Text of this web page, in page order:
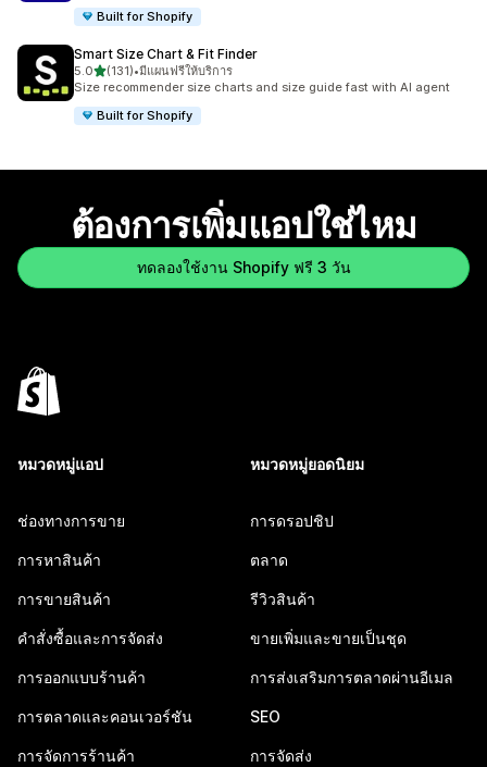
Built for Shopify
Smart Size Chart & Fit Finder
5.0เต็ม 5 ดาว
(131)
ทั้งหมด 131 รีวิว
•มีแผนฟรีให้บริการ
Size recommender size charts and size guide fast with AI agent
Built for Shopify
ต้องการเพิ่มแอปใช่ไหม
ทดลองใช้งาน Shopify ฟรี 3 วัน
หมวดหมู่แอป
ช่องทางการขาย
การหาสินค้า
การขายสินค้า
คำสั่งซื้อและการจัดส่ง
การออกแบบร้านค้า
การตลาดและคอนเวอร์ชัน
การจัดการร้านค้า
หมวดหมู่ยอดนิยม
การดรอปชิป
ตลาด
รีวิวสินค้า
ขายเพิ่มและขายเป็นชุด
การส่งเสริมการตลาดผ่านอีเมล
SEO
การจัดส่ง